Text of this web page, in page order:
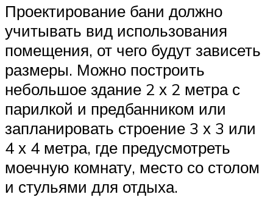
Проектирование бани должно
учитывать вид использования
помещения, от чего будут зависеть
размеры. Можно построить
небольшое здание 2 х 2 метра с
парилкой и предбанником или
запланировать строение 3 х 3 или
4 х 4 метра, где предусмотреть
моечную комнату, место со столом
и стульями для отдыха.